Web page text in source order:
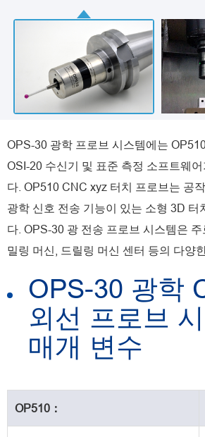
OPS-30 광학 프로브 시스템에는
OSI-20 수신기 및 표준 측정 소프트웨어
다. OP510 CNC xyz 터치 프로브는 공
광학 신호 전송 기능이 있는 소형 3D 터
다. OPS-30 광 전송 프로브 시스템은
밀링 머신, 드릴링 머신 센터 등의 다양
OPS-30 광학
외선 프로브
매개 변수
OP510：